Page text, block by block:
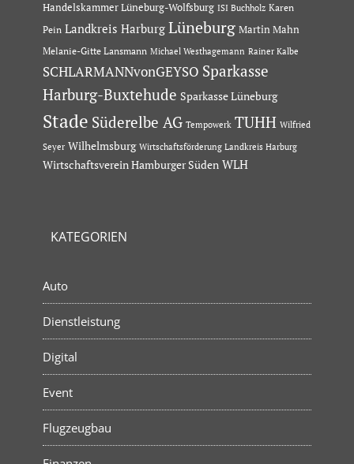
Handelskammer Lüneburg-Wolfsburg ISI Buchholz Karen
Pein Landkreis Harburg Lüneburg Martin Mahn
Melanie-Gitte Lansmann Michael Westhagemann Rainer Kalbe
SCHLARMANNvonGEYSO Sparkasse
Harburg-Buxtehude Sparkasse Lüneburg
Stade Süderelbe AG Tempowerk TUHH Wilfried
Seyer Wilhelmsburg Wirtschaftsförderung Landkreis Harburg
Wirtschaftsverein Hamburger Süden WLH
KATEGORIEN
Auto
Dienstleistung
Digital
Event
Flugzeugbau